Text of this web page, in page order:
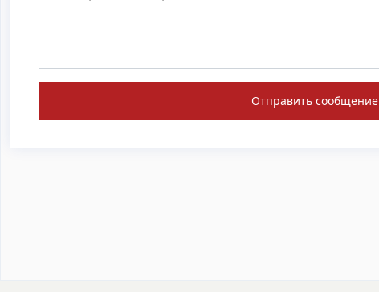
Отправить сообщение